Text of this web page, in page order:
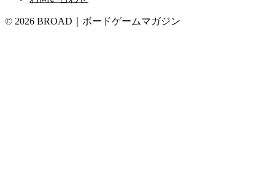
© 2026 BROAD｜ボードゲームマガジン